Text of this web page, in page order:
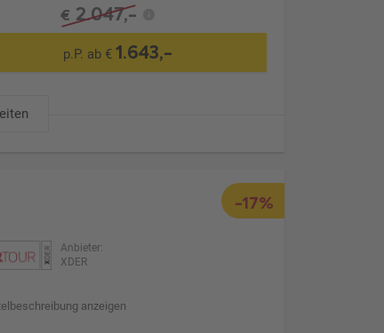
€ 2.047,-
p.P. ab € 1.643,-
-17%
Anbieter:
XDER
anzeigen